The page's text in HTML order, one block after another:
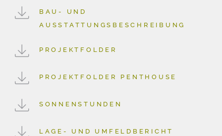
BAU- UND
AUSSTATTUNGSBESCHREIBUNG
PROJEKTFOLDER
PROJEKTFOLDER PENTHOUSE
SONNENSTUNDEN
LAGE- UND UMFELDBERICHT